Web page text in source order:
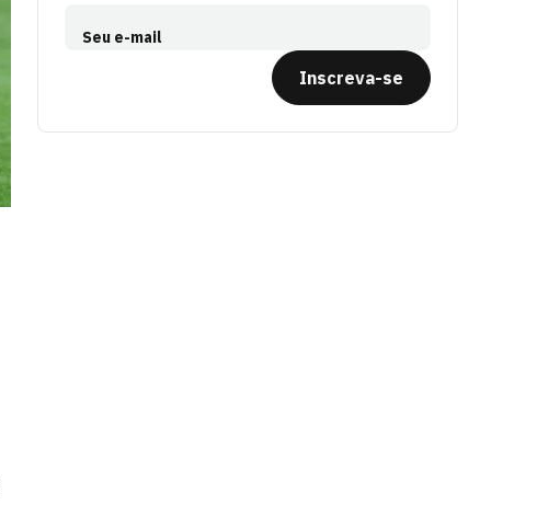
Seu e-mail
Inscreva-se